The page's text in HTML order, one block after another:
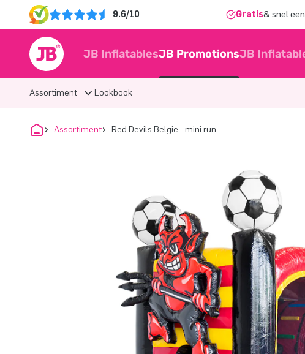
9.6/10 Gratis& snel
JB InflatablesJB PromotionsJB
Assortiment Lookbook
Assortiment Red Devils België - mini run